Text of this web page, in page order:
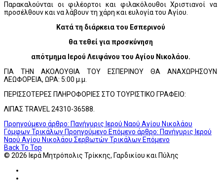
Παρακαλούνται οι φιλέορτοι και φιλακόλουθοι Χριστιανοί να
προσέλθουν και να λάβουν τη χάρη και ευλογία του Αγίου.
Κατά τη διάρκεια του Εσπερινού
θα τεθεί για προσκύνηση
απότμημα Ιερού Λειψάνου του Αγίου Νικολάου.
ΓΙΑ ΤΗΝ ΑΚΟΛΟΥΘΙΑ ΤΟΥ ΕΣΠΕΡΙΝΟΥ ΘΑ ΑΝΑΧΩΡΗΣΟΥΝ
ΛΕΩΦΟΡΕΙΑ, ΩΡΑ: 5:00 μ.μ.
ΠΕΡΙΣΣΟΤΕΡΕΣ ΠΛΗΡΟΦΟΡΙΕΣ ΣΤΟ ΤΟΥΡΙΣΤΙΚΟ ΓΡΑΦΕΙΟ:
ΛΙΠΑΣ TRAVEL 24310-36588.
Προηγούμενο άρθρο: Πανήγυρις Ιερού Ναού Αγίου Νικολάου
Γόμφων Τρικάλων Προηγούμενο Επόμενο άρθρο: Πανήγυρις Ιερού
Ναού Αγίου Νικολάου Σερβωτών Τρικάλων Επόμενο
Back To Top
© 2026 Ιερά Μητρόπολις Τρίκκης, Γαρδικίου και Πύλης